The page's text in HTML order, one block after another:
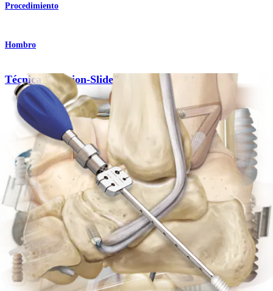
Procedimiento
Hombro
Técnica "Tension-Slide"
Procedimiento
Codo
Técnica "Tension-Slide"
Procedimiento
Hombro